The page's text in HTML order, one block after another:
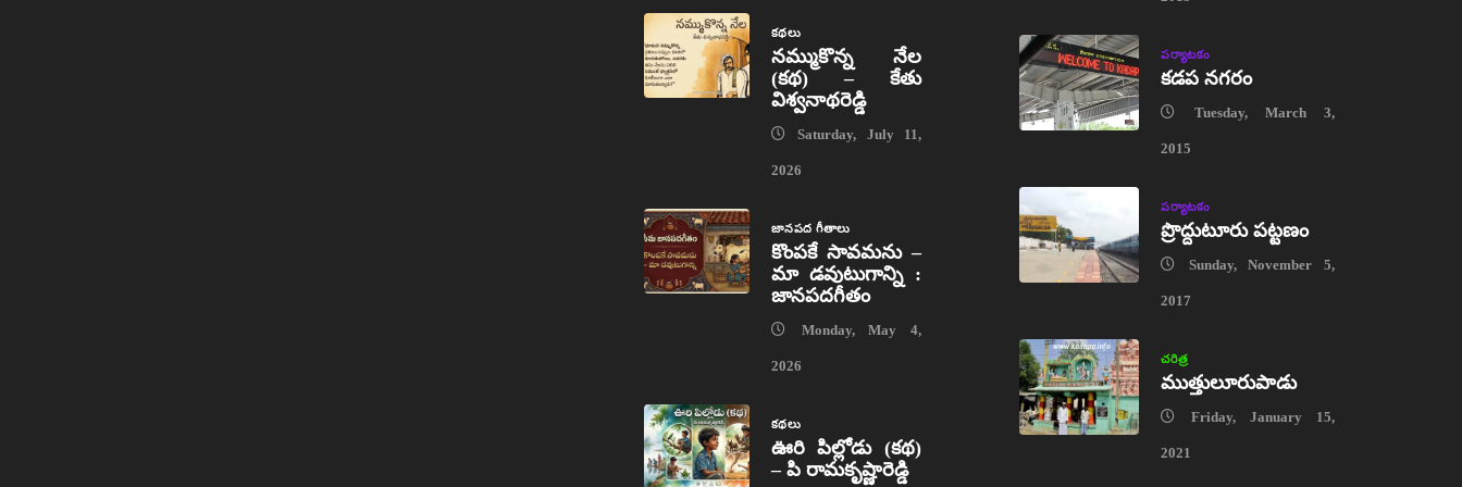
కథలు
నమ్ముకొన్న నేల
(కథ) – కేతు
విశ్వనాథరెడ్డి
Saturday, July 11,
2026
జానపద గీతాలు
కొంపకే సావమను –
మా డవుటుగాన్ని :
జానపదగీతం
Monday, May 4,
2026
కథలు
ఊరి పిల్లోడు (కథ)
– పి రామకృష్ణారెడ్డి
పర్యాటకం
కడప నగరం
Tuesday, March 3,
2015
పర్యాటకం
ప్రొద్దుటూరు పట్టణం
Sunday, November 5,
2017
చరిత్ర
ముత్తులూరుపాడు
Friday, January 15,
2021